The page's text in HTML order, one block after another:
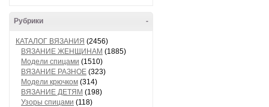
-
Рубрики
КАТАЛОГ ВЯЗАНИЯ (2456)
ВЯЗАНИЕ ЖЕНЩИНАМ (1885)
Модели спицами (1510)
ВЯЗАНИЕ РАЗНОЕ (323)
Модели крючком (314)
ВЯЗАНИЕ ДЕТЯМ (198)
Узоры спицами (118)